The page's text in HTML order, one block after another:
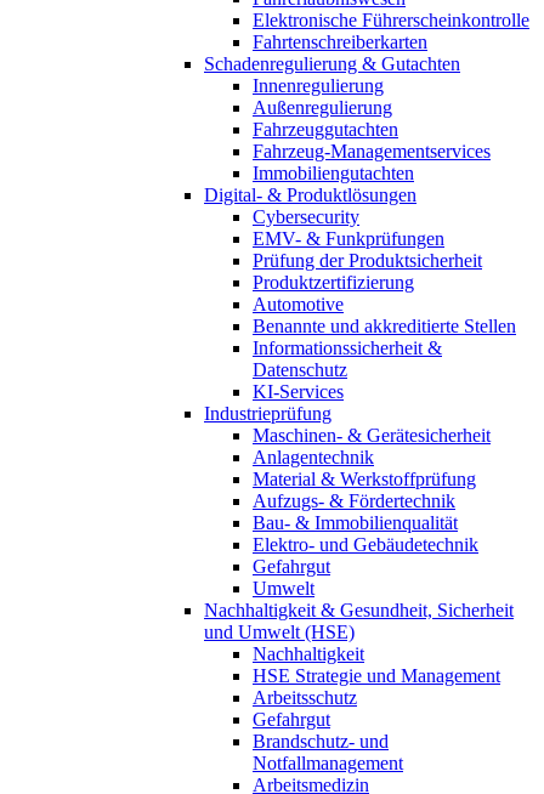
Elektronische Führerscheinkontrolle
Fahrtenschreiberkarten
Schadenregulierung & Gutachten
Innenregulierung
Außenregulierung
Fahrzeuggutachten
Fahrzeug-Managementservices
Immobiliengutachten
Digital- & Produktlösungen
Cybersecurity
EMV- & Funkprüfungen
Prüfung der Produktsicherheit
Produktzertifizierung
Automotive
Benannte und akkreditierte Stellen
Informationssicherheit &
Datenschutz
KI-Services
Industrieprüfung
Maschinen- & Gerätesicherheit
Anlagentechnik
Material & Werkstoffprüfung
Aufzugs- & Fördertechnik
Bau- & Immobilienqualität
Elektro- und Gebäudetechnik
Gefahrgut
Umwelt
Nachhaltigkeit & Gesundheit, Sicherheit
und Umwelt (HSE)
Nachhaltigkeit
HSE Strategie und Management
Arbeitsschutz
Gefahrgut
Brandschutz- und
Notfallmanagement
Arbeitsmedizin